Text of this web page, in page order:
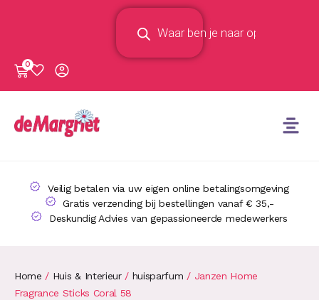
0
Veilig betalen via uw eigen online betalingsomgeving
Gratis verzending bij bestellingen vanaf € 35,-
Deskundig Advies van gepassioneerde medewerkers
Home / Huis & Interieur/ huisparfum / Janzen Home
Fragrance Sticks Coral 58